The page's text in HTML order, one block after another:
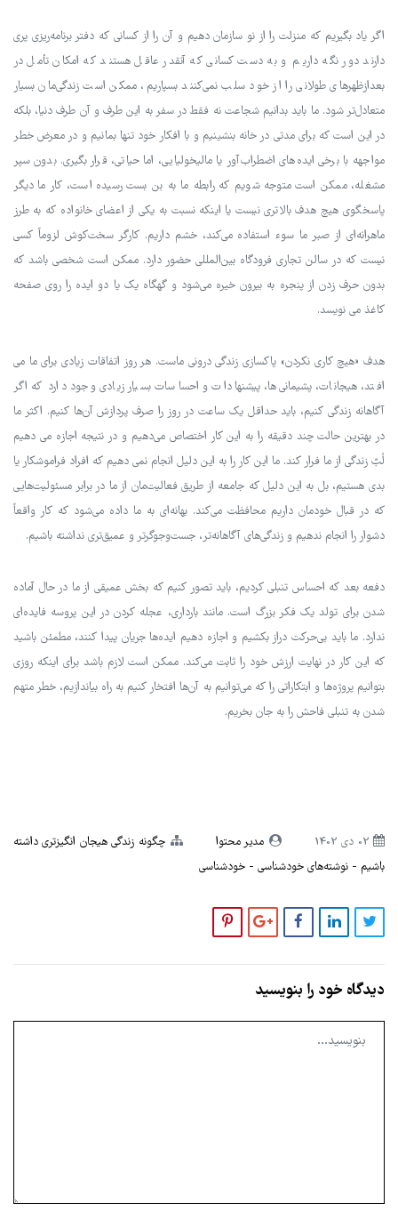
اگر یاد بگیریم که منزلت را از نو سازمان دهیم و آن را از کسانی که دفتر برنامه‌ریزی پری
دارند دور نگه داریم و به دست کسانی که آنقدر عاقل هستند که امکان تأمل در
بعدازظهرهای طولانی را از خود سلب نمی‌کنند بسپاریم، ممکن است زندگی‌مان بسیار
متعادل‌تر شود. ما باید بدانیم شجاعت نه فقط در سفر به این طرف و آن طرف دنیا، بلکه
در این است که برای مدتی در خانه بنشینیم و با افکار خود تنها بمانیم و در معرض خطر
مواجهه با برخی ایده‌های اضطراب‌آور یا مالیخولیایی، اما حیاتی، قرار بگیری. بدون سپر
مشغله، ممکن است متوجه شویم که رابطه ما به بن بست رسیده است، کار ما دیگر
پاسخگوی هیچ هدف بالاتری نیست یا اینکه نسبت به یکی از اعضای خانواده که به طرز
ماهرانه‌ای از صبر ما سوء استفاده می‌کند، خشم داریم. کارگر سخت‌کوش لزوماً کسی
نیست که در سالن تجاری فرودگاه بین‌المللی حضور دارد. ممکن است شخصی باشد که
بدون حرف زدن از پنجره به بیرون خیره می‌شود و گهگاه یک یا دو ایده را روی صفحه
کاغذ می نویسد.
هدف «هیچ کاری نکردن» پاکسازی زندگی درونی ماست. هر روز اتفاقات زیادی برای ما می
افتد، هیجانات، پشیمانی‌ها، پیشنهادات و احساسات بسیار زیادی وجود دارد که اگر
آگاهانه زندگی کنیم، باید حداقل یک ساعت در روز را صرف پردازش آن‌ها کنیم. اکثر ما
در بهترین حالت چند دقیقه را به این کار اختصاص می‌دهیم و در نتیجه اجازه می دهیم
لُبّ زندگی از ما فرار کند. ما این کار را به این دلیل انجام نمی دهیم که افراد فراموشکار یا
بدی هستیم، بل به این دلیل که جامعه از طریق فعالیت‌مان از ما در برابر مسئولیت‌هایی
که در قبال خودمان داریم محافظت می‌کند. بهانه‌ای به ما داده می‌شود که کار واقعاً
دشوار را انجام ندهیم و زندگی‌های آگاهانه‌تر، جست‌وجوگرتر و عمیق‌تری نداشته باشیم.
دفعه بعد که احساس تنبلی کردیم، باید تصور کنیم که بخش عمیقی از ما در حال آماده
شدن برای تولد یک فکر بزرگ است. مانند بارداری، عجله کردن در این پروسه فایده‌ای
ندارد. ما باید بی‌حرکت دراز بکشیم و اجازه دهیم ایده‌ها جریان پیدا کنند، مطمئن باشید
که این کار در نهایت ارزش خود را ثابت می‌کند. ممکن است لازم باشد برای اینکه روزی
بتوانیم پروژه‌ها و ابتکاراتی را که می‌توانیم به آن‌ها افتخار ‌کنیم به راه بیاندازیم، خطر متهم
شدن به تنبلی فاحش را به جان بخریم.
02 دی 1402 مدیر محتوا
چگونه زندگی هیجان انگیزتری داشته
باشیم
نوشته‌های خودشناسی خودشناسی
دیدگاه خود را بنویسید